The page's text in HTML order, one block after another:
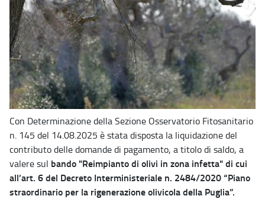
Con Determinazione della Sezione Osservatorio Fitosanitario
n. 145 del 14.08.2025 è stata disposta la liquidazione del
contributo delle domande di pagamento, a titolo di saldo, a
valere sul bando "Reimpianto di olivi in zona infetta" di cui
all’art. 6 del Decreto Interministeriale n. 2484/2020 “Piano
straordinario per la rigenerazione olivicola della Puglia”.